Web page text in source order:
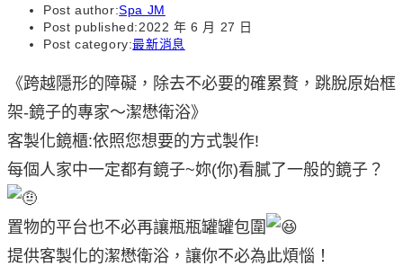
Post author:Spa JM
Post published:2022 年 6 月 27 日
Post category:最新消息
《跨越隱形的障礙，除去不必要的確累贅，跳脫原始框
架-鏡子的專家～潔懋衛浴》
客製化鏡櫃:依照您想要的方式製作!
每個人家中一定都有鏡子~妳(你)看膩了一般的鏡子？
置物的平台也不必再讓瓶瓶罐罐包圍
提供客製化的潔懋衛浴，讓你不必為此煩惱！